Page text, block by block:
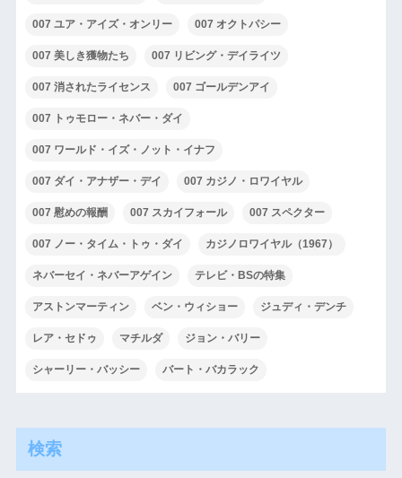
007 ユア・アイズ・オンリー 007 オクトパシー
007 美しき獲物たち 007 リビング・デイライツ
007 消されたライセンス 007 ゴールデンアイ
007 トゥモロー・ネバー・ダイ
007 ワールド・イズ・ノット・イナフ
007 ダイ・アナザー・デイ 007 カジノ・ロワイヤル
007 慰めの報酬 007 スカイフォール 007 スペクター
007 ノー・タイム・トゥ・ダイ カジノロワイヤル（1967）
ネバーセイ・ネバーアゲイン テレビ・BSの特集
アストンマーティン ベン・ウィショー ジュディ・デンチ
レア・セドゥ マチルダ ジョン・バリー
シャーリー・バッシー バート・バカラック
検索